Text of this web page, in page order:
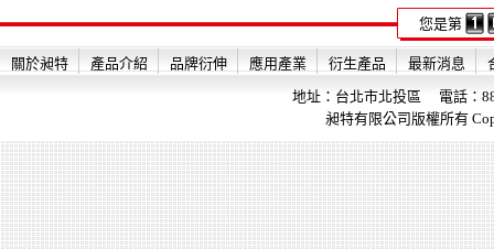
您是第
關於昶特 產品介紹 品牌衍伸 應用產業 衍生產品 最新消息
地址：台北市北投區 電話：
昶特有限公司版權所有